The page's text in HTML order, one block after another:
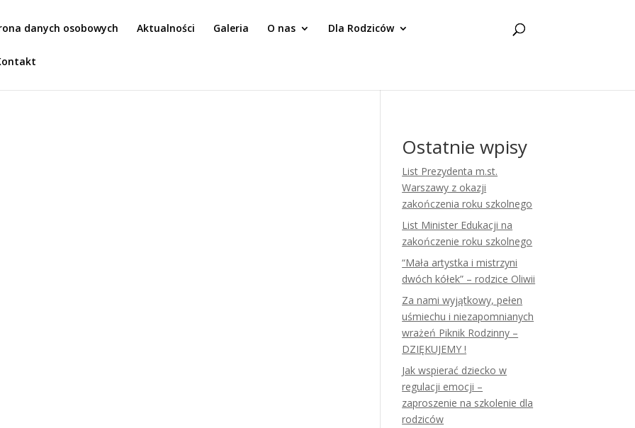
danych osobowych Aktualności Galeria O nas Dla Rodziców
Ostatnie wpisy
List Prezydenta m.st.
Warszawy z okazji
zakończenia roku szkolnego
List Minister Edukacji na
zakończenie roku szkolnego
“Mała artystka i mistrzyni
dwóch kółek” – rodzice Oliwii
Za nami wyjątkowy, pełen
uśmiechu i niezapomnianych
wrażeń Piknik Rodzinny –
DZIĘKUJEMY !
Jak wspierać dziecko w
regulacji emocji –
zaproszenie na szkolenie dla
rodziców